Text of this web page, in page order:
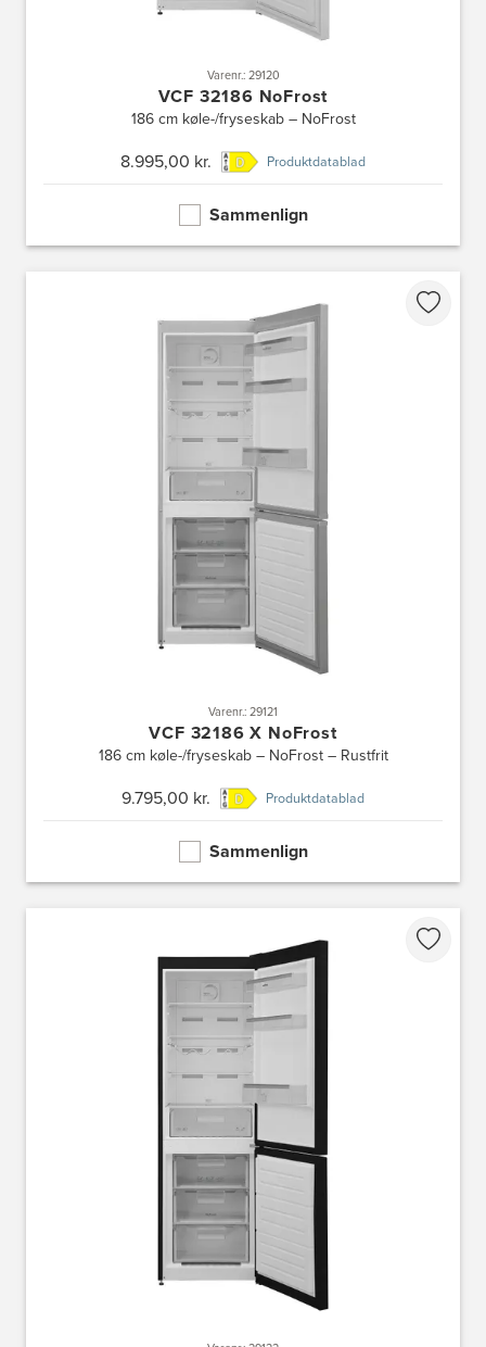
Varenr.: 29120
VCF 32186 NoFrost
186 cm køle-/fryseskab – NoFrost
8.995,00 kr. Produktdatablad
Sammenlign
Varenr.: 29121
VCF 32186 X NoFrost
186 cm køle-/fryseskab – NoFrost – Rustfrit
9.795,00 kr. Produktdatablad
Sammenlign